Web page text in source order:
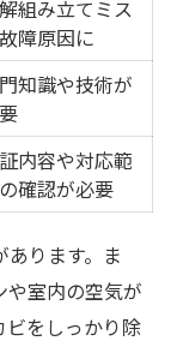
組み立てミス
障原因に
知識や技術が
内容や対応範
確認が必要
ります。ま
室内の空気が
ビをしっかり除